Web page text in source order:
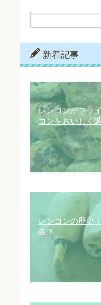
新着記事
レンコンがフラ
コンをおいしく
レンコンの歴史
名？